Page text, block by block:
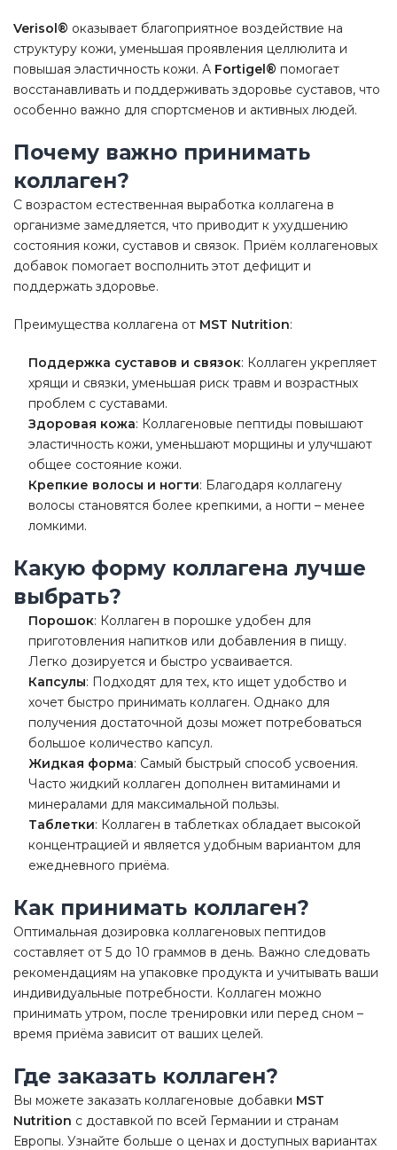
Verisol® оказывает благоприятное воздействие на
структуру кожи, уменьшая проявления целлюлита и
повышая эластичность кожи. А Fortigel® помогает
восстанавливать и поддерживать здоровье суставов, что
особенно важно для спортсменов и активных людей.
Почему важно принимать
коллаген?
С возрастом естественная выработка коллагена в
организме замедляется, что приводит к ухудшению
состояния кожи, суставов и связок. Приём коллагеновых
добавок помогает восполнить этот дефицит и
поддержать здоровье.
Преимущества коллагена от MST Nutrition:
Поддержка суставов и связок: Коллаген укрепляет
хрящи и связки, уменьшая риск травм и возрастных
проблем с суставами.
Здоровая кожа: Коллагеновые пептиды повышают
эластичность кожи, уменьшают морщины и улучшают
общее состояние кожи.
Крепкие волосы и ногти: Благодаря коллагену
волосы становятся более крепкими, а ногти – менее
ломкими.
Какую форму коллагена лучше
выбрать?
Порошок: Коллаген в порошке удобен для
приготовления напитков или добавления в пищу.
Легко дозируется и быстро усваивается.
Капсулы: Подходят для тех, кто ищет удобство и
хочет быстро принимать коллаген. Однако для
получения достаточной дозы может потребоваться
большое количество капсул.
Жидкая форма: Самый быстрый способ усвоения.
Часто жидкий коллаген дополнен витаминами и
минералами для максимальной пользы.
Таблетки: Коллаген в таблетках обладает высокой
концентрацией и является удобным вариантом для
ежедневного приёма.
Как принимать коллаген?
Оптимальная дозировка коллагеновых пептидов
составляет от 5 до 10 граммов в день. Важно следовать
рекомендациям на упаковке продукта и учитывать ваши
индивидуальные потребности. Коллаген можно
принимать утром, после тренировки или перед сном –
время приёма зависит от ваших целей.
Где заказать коллаген?
Вы можете заказать коллагеновые добавки MST
Nutrition с доставкой по всей Германии и странам
Европы. Узнайте больше о ценах и доступных вариантах